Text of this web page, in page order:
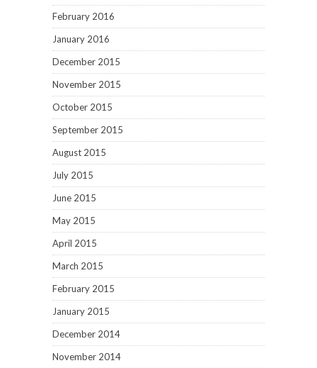
February 2016
January 2016
December 2015
November 2015
October 2015
September 2015
August 2015
July 2015
June 2015
May 2015
April 2015
March 2015
February 2015
January 2015
December 2014
November 2014